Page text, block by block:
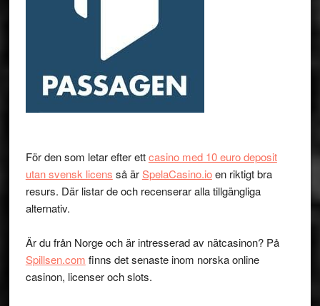
För den som letar efter ettcasino med 10 euro deposit
utan svensk licens så ärSpelaCasino.ioen riktigt bra
resurs. Där listar de och recenserar alla tillgängliga
alternativ.
Är du från Norge och är intresserad av nätcasinon? På
Spillsen.com finns det senaste inom norska online
casinon, licenser och slots.